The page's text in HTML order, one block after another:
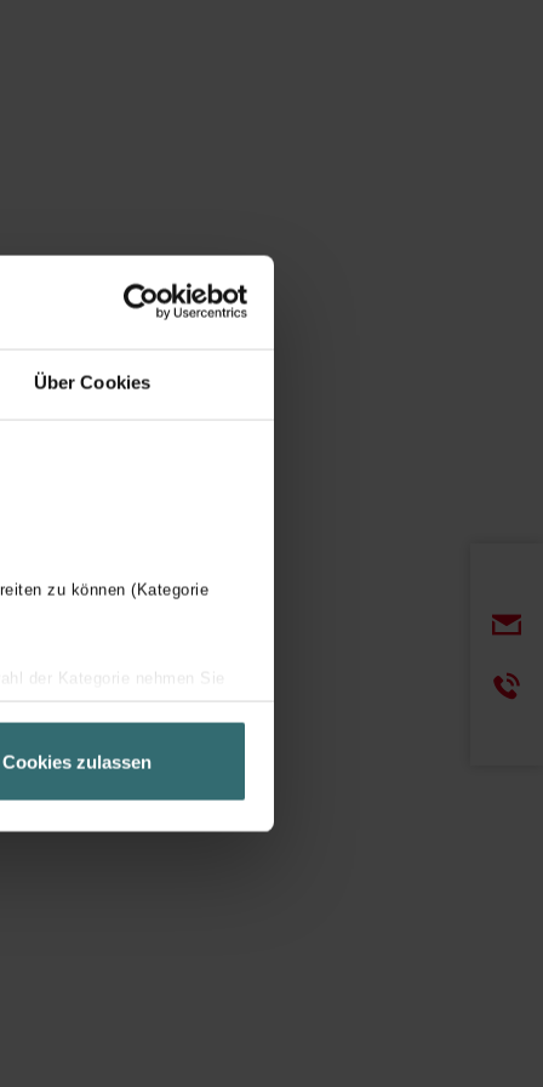
Über Cookies
zu können (Kategorie
der Kategorie nehmen Sie
Informationen
über einen Link in der
Cookies zulassen